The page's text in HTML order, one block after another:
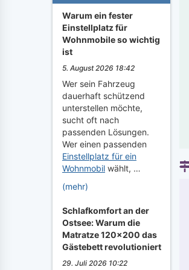
Warum ein fester
Einstellplatz für
Wohnmobile so wichtig
ist
5. August 2026 18:42
Wer sein Fahrzeug
dauerhaft schützend
unterstellen möchte,
sucht oft nach
passenden Lösungen.
Wer einen passenden
Einstellplatz für ein
Wohnmobil wählt, …
(mehr)
Schlafkomfort an der
Ostsee: Warum die
Matratze 120x200 das
Gästebett revolutioniert
29. Juli 2026 10:22